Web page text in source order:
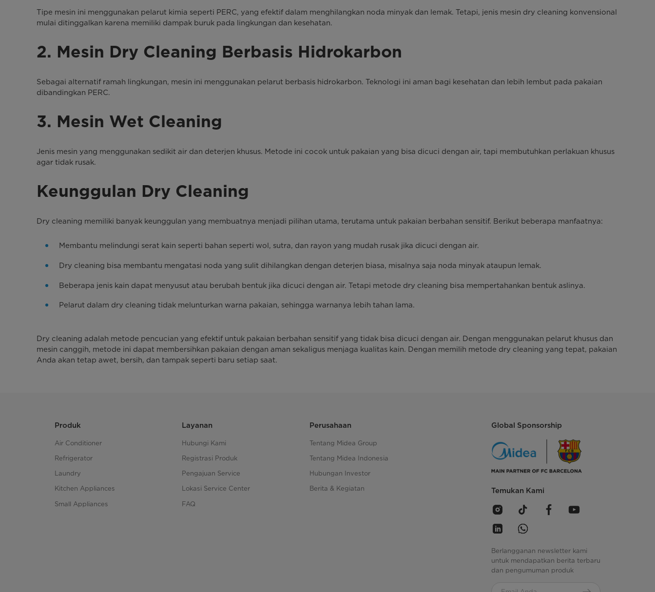
Tipe mesin ini menggunakan pelarut kimia seperti PERC, yang efektif dalam menghilangkan noda minyak dan lemak. Tetapi, jenis mesin dry cleaning konvensional
mulai ditinggalkan karena memiliki dampak buruk pada lingkungan dan kesehatan.
2. Mesin Dry Cleaning Berbasis Hidrokarbon
Sebagai alternatif ramah lingkungan, mesin ini menggunakan pelarut berbasis hidrokarbon. Teknologi ini aman bagi kesehatan dan lebih lembut pada pakaian
dibandingkan PERC.
3. Mesin Wet Cleaning
Jenis mesin yang menggunakan sedikit air dan deterjen khusus. Metode ini cocok untuk pakaian yang bisa dicuci dengan air, tapi membutuhkan perlakuan khusus
agar tidak rusak.
Keunggulan Dry Cleaning
Dry cleaning memiliki banyak keunggulan yang membuatnya menjadi pilihan utama, terutama untuk pakaian berbahan sensitif. Berikut beberapa manfaatnya:
Membantu melindungi serat kain seperti bahan seperti wol, sutra, dan rayon yang mudah rusak jika dicuci dengan air.
Dry cleaning bisa membantu mengatasi noda yang sulit dihilangkan dengan deterjen biasa, misalnya saja noda minyak ataupun lemak.
Beberapa jenis kain dapat menyusut atau berubah bentuk jika dicuci dengan air. Tetapi metode dry cleaning bisa mempertahankan bentuk aslinya.
Pelarut dalam dry cleaning tidak melunturkan warna pakaian, sehingga warnanya lebih tahan lama.
Dry cleaning adalah metode pencucian yang efektif untuk pakaian berbahan sensitif yang tidak bisa dicuci dengan air. Dengan menggunakan pelarut khusus dan
mesin canggih, metode ini dapat membersihkan pakaian dengan aman sekaligus menjaga kualitas kain. Dengan memilih metode dry cleaning yang tepat, pakaian
Anda akan tetap awet, bersih, dan tampak seperti baru setiap saat.
Produk
Air Conditioner
Refrigerator
Laundry
Kitchen Appliances
Small Appliances
Layanan
Hubungi Kami
Registrasi Produk
Pengajuan Service
Lokasi Service Center
FAQ
Perusahaan
Tentang Midea Group
Tentang Midea Indonesia
Hubungan Investor
Berita & Kegiatan
Global Sponsorship
Temukan Kami
Berlangganan newsletter kami
untuk mendapatkan berita terbaru
dan pengumuman produk